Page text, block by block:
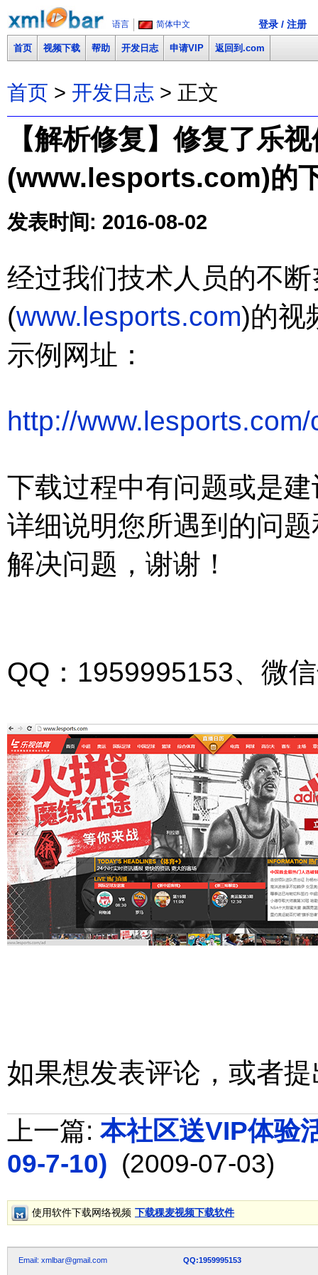
语言 简体中文 登录 / 注册
首页 视频下载 帮助 开发日志 申请VIP 返回到.com
首页 > 开发日志 > 正文
【解析修复】修复了乐
(www.lesports.com)的
发表时间: 2016-08-02
经过我们技术人员的不
(www.lesports.com)的视
示例网址：
http://
下载过程中有问题或是
详细说明您所遇到的问
解决问题， 谢谢！
QQ： 1959995153、微
如果想发表评论，或者
上一篇: 本社区送VIP体验
09-7-10) (2009-07-03)
使用软件下载网络视频 下载稞麦视频下载软件
Email: xmlbar@gmail.com QQ:1959995153